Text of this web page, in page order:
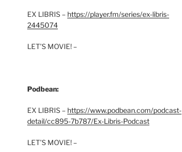
EX LIBRIS – https://player.fm/series/ex-libris-
2445074
LET’S MOVIE! –
Podbean:
EX LIBRIS – https://www.podbean.com/podcast-
detail/cc895-7b787/Ex-Libris-Podcast
LET’S MOVIE! –